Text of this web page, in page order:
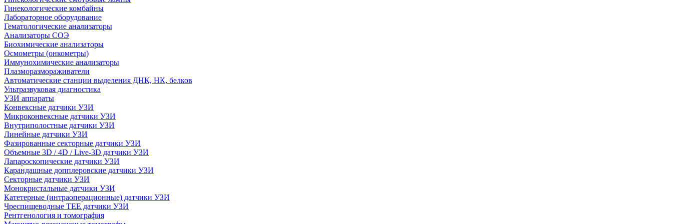
Гинекологические комбайны
Лабораторное оборудование
Гематологические анализаторы
Анализаторы СОЭ
Биохимические анализаторы
Осмометры (онкометры)
Иммунохимические анализаторы
Плазморазмораживатели
Автоматические станции выделения ДНК, НК, белков
Ультразвуковая диагностика
УЗИ аппараты
Конвексные датчики УЗИ
Микроконвексные датчики УЗИ
Внутриполостные датчики УЗИ
Линейные датчики УЗИ
Фазированные секторные датчики УЗИ
Объемные 3D / 4D / Live-3D датчики УЗИ
Лапароскопические датчики УЗИ
Карандашные допплеровские датчики УЗИ
Секторные датчики УЗИ
Монокристальные датчики УЗИ
Катетерные (интраоперационные) датчики УЗИ
Чреспищеводные TEE датчики УЗИ
Рентгенология и томография